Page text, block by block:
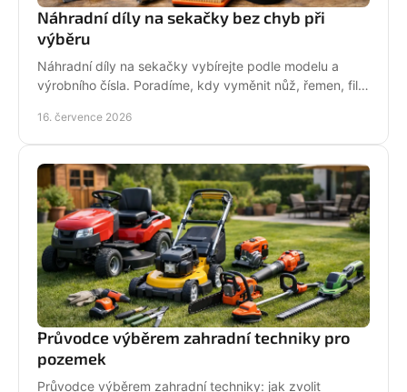
Náhradní díly na sekačky bez chyb při
výběru
Náhradní díly na sekačky vybírejte podle modelu a
výrobního čísla. Poradíme, kdy vyměnit nůž, řemen, filtr
16. července 2026
Průvodce výběrem zahradní techniky pro
pozemek
Průvodce výběrem zahradní techniky: jak zvolit